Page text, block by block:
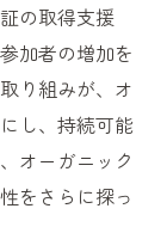
の取得支援
加者の増加を
り組みが、オ
し、持続可能
オーガニック
をさらに探っ